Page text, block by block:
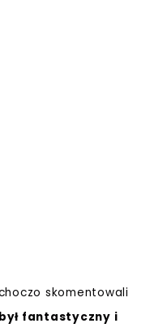
skomentowali
fantastyczny i